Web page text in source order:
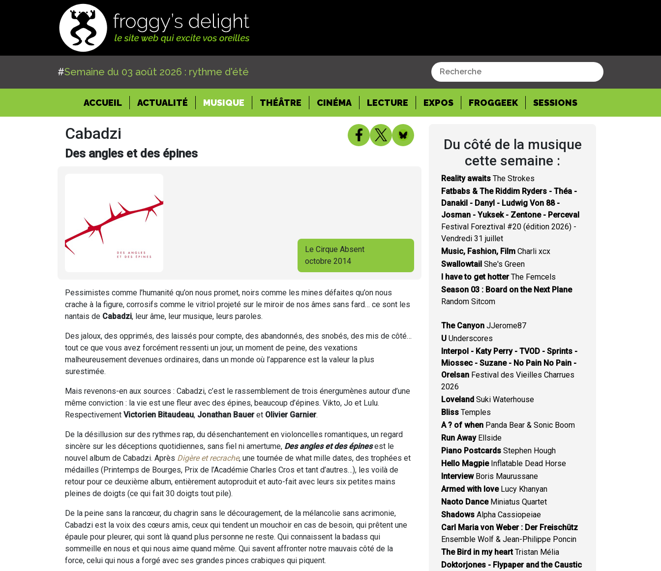
#Semaine du 03 août 2026 : rythme d'été
ACCUEIL(CURRENT)
ACTUALITÉ MUSIQUE THÉÂTRE CINÉMA LECTURE EXPOS FROGGEEK SESSIONS
Cabadzi
Des angles et des épines
Le Cirque Absent
octobre 2014
Pessimistes comme l’humanité qu’on nous promet, noirs comme les mines défaites qu’on nous
crache à la figure, corrosifs comme le vitriol projeté sur le miroir de nos âmes sans fard… ce sont les
nantais de Cabadzi, leur âme, leur musique, leurs paroles.
Des jaloux, des opprimés, des laissés pour compte, des abandonnés, des snobés, des mis de côté…
tout ce que vous avez forcément ressenti un jour, un moment de peine, des vexations
malheureusement devenues ordinaires, dans un monde où l’apparence est la valeur la plus
surestimée.
Mais revenons-en aux sources : Cabadzi, c’est le rassemblement de trois énergumènes autour d’une
même conviction : la vie est une fleur avec des épines, beaucoup d’épines. Vikto, Jo et Lulu.
Respectivement Victorien Bitaudeau, Jonathan Baueret Olivier Garnier.
De la désillusion sur des rythmes rap, du désenchantement en violoncelles romantiques, un regard
sincère sur les déceptions quotidiennes, sans fiel ni amertume, Des angles et des épinesest le
nouvel album de Cabadzi. Après Digère et recrache, une tournée de what mille dates, des trophées et
médailles (Printemps de Bourges, Prix de l’Académie Charles Cros et tant d’autres…), les voilà de
retour pour ce deuxième album, entièrement autoproduit et auto-fait avec leurs six petites mains
pleines de doigts (ce qui fait 30 doigts tout pile).
De la peine sans la rancœur, du chagrin sans le découragement, de la mélancolie sans acrimonie,
Cabadzi est la voix des cœurs amis, ceux qui tendent un mouchoir en cas de besoin, qui prêtent une
épaule pour pleurer, qui sont là quand plus personne ne reste. Qui connaissent la badass qui
sommeille en nous et qui nous aime quand même. Qui savent affronter notre mauvais côté de la
force, celui qui nous a forgé avec ses grandes pinces crabiques qui piquent.
Du côté de la musique
cette semaine :
Reality awaits The Strokes
Fatbabs & The Riddim Ryders - Théa -
Danakil - Danyl - Ludwig Von 88 -
Josman - Yuksek - Zentone - Perceval
Festival Foreztival #20 (édition 2026) -
Vendredi 31 juillet
Music, Fashion, Film Charli xcx
Swallowtail She's Green
I have to get hotterThe Femcels
Season 03 : Board on the Next Plane
Random Sitcom
The Canyon JJerome87
U Underscores
Interpol - Katy Perry - TVOD - Sprints -
Miossec - Suzane - No Pain No Pain -
Orelsan Festival des Vieilles Charrues
2026
Loveland Suki Waterhouse
Bliss Temples
A ? of when Panda Bear & Sonic Boom
Run AwayEllside
Piano Postcards Stephen Hough
Hello MagpieInflatable Dead Horse
InterviewBoris Maurussane
Armed with loveLucy Khanyan
Naoto DanceMiniatus Quartet
Shadows Alpha Cassiopeiae
Carl Maria von Weber : Der Freischütz
Ensemble Wolf & Jean-Philippe Poncin
The Bird in my heartTristan Mélia
Doktorjones - Flypaper and the Caustic